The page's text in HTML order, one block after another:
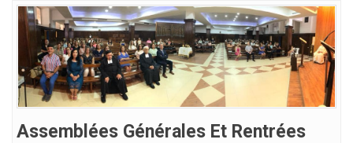
Assemblées Générales Et Rentrées